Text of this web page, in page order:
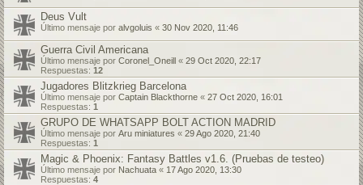
Deus Vult
Último mensaje por alvgoluis « 30 Nov 2020, 11:46
Guerra Civil Americana
Último mensaje por Coronel_Oneill « 29 Oct 2020, 22:17
Respuestas: 12
Jugadores Blitzkrieg Barcelona
Último mensaje por Captain Blackthorne « 27 Oct 2020, 16:01
Respuestas: 1
GRUPO DE WHATSAPP BOLT ACTION MADRID
Último mensaje por Aru miniatures « 29 Ago 2020, 21:40
Respuestas: 1
Magic & Phoenix: Fantasy Battles v1.6. (Pruebas de testeo)
Último mensaje por Nachuata « 17 Ago 2020, 13:30
Respuestas: 4